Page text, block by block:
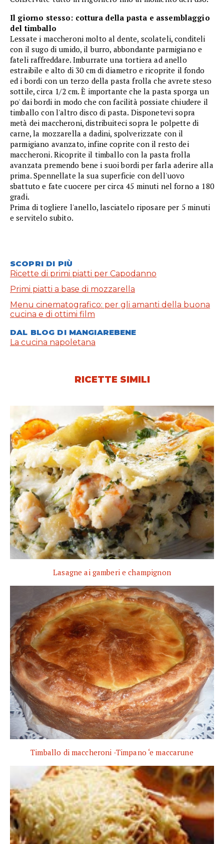
Il giorno stesso: cottura della pasta e assemblaggio
del timballo
Lessate i maccheroni molto al dente, scolateli, conditeli
con il sugo di umido, il burro, abbondante parmigiano e
fateli raffreddare. Imburrate una tortiera ad anello
estraibile e alto di 30 cm di diametro e ricoprite il fondo
ed i bordi con un terzo della pasta frolla che avrete steso
sottile, circa 1/2 cm. È importante che la pasta sporga un
po' dai bordi in modo che con facilità possiate chiudere il
timballo con l'altro disco di pasta. Disponetevi sopra
metà dei maccheroni, distribuiteci sopra le polpette di
carne, la mozzarella a dadini, spolverizzate con il
parmigiano avanzato, infine coprite con il resto dei
maccheroni. Ricoprite il timballo con la pasta frolla
avanzata premendo bene i suoi bordi per farla aderire alla
prima. Spennellate la sua superficie con dell'uovo
sbattuto e fate cuocere per circa 45 minuti nel forno a 180
gradi.
Prima di togliere l'anello, lasciatelo riposare per 5 minuti
e servitelo subito.
SCOPRI DI PIÙ
Ricette di primi piatti per Capodanno
Primi piatti a base di mozzarella
Menu cinematografico: per gli amanti della buona
cucina e di ottimi film
DAL BLOG DI MANGIAREBENE
La cucina napoletana
RICETTE SIMILI
Lasagne ai gamberi e champignon
Timballo di maccheroni -Timpano ‘e maccarune